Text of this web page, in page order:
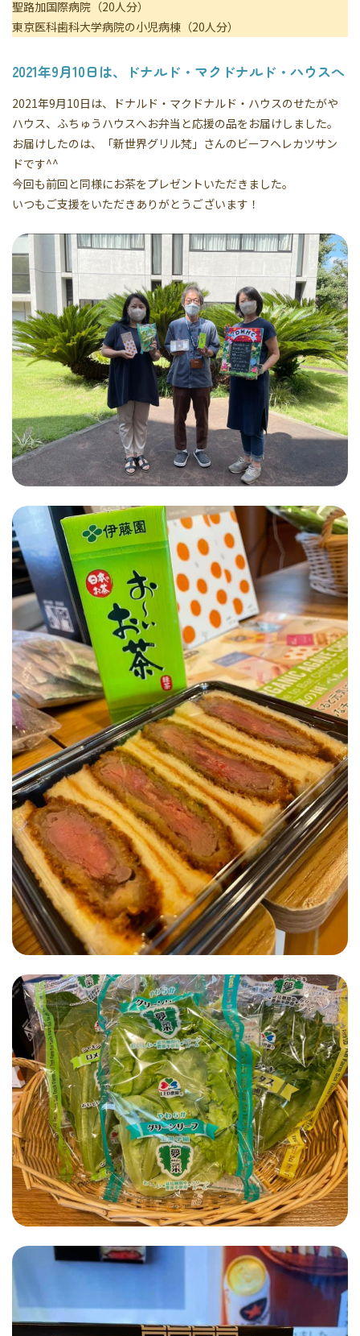
聖路加国際病院（20人分）
東京医科歯科大学病院の小児病棟（20人分）
2021年9月10日は、ドナルド・マクドナルド・ハウスへ
2021年9月10日は、ドナルド・マクドナルド・ハウスのせたがや
ハウス、ふちゅうハウスへお弁当と応援の品をお届けしました。
お届けしたのは、「新世界グリル梵」さんのビーフヘレカツサン
ドです^^
今回も前回と同様にお茶をプレゼントいただきました。
いつもご支援をいただきありがとうございます！